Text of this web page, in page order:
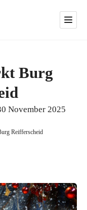
Burg
November 2025
Reifferscheid